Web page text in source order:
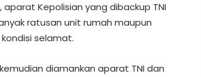
Kepolisian yang dibackup TNI
ratusan unit rumah maupun
selamat.
diamankan aparat TNI dan